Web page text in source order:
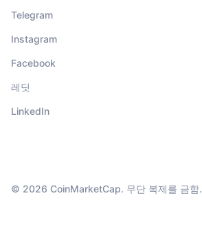
Telegram
Instagram
Facebook
레딧
LinkedIn
© 2026 CoinMarketCap. 무단 복제를 금함.